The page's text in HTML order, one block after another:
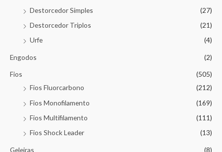
Destorcedor Simples
(27)
Destorcedor Triplos
(21)
Urfe
(4)
Engodos (2)
Fios
(505)
Fios Fluorcarbono
(212)
Fios Monofilamento
(169)
Fios Multifilamento
(111)
Fios Shock Leader
(13)
Geleiras (8)